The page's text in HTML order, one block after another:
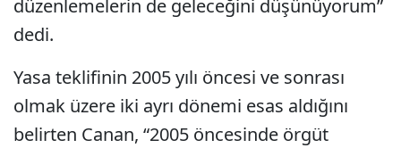
düzenlemelerin de geleceğini düşünüyorum”
dedi.
Yasa teklifinin 2005 yılı öncesi ve sonrası
olmak üzere iki ayrı dönemi esas aldığını
belirten Canan, “2005 öncesinde örgüt